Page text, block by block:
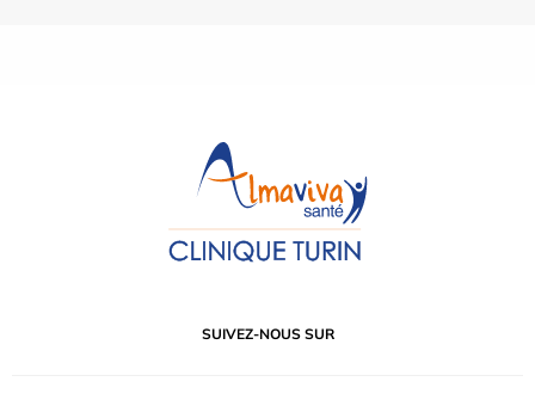
SUIVEZ-NOUS SUR